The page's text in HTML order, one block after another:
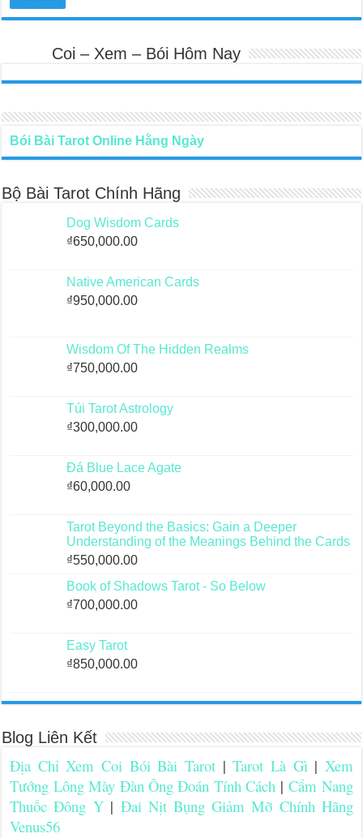
Coi – Xem – Bói Hôm Nay
Bói Bài Tarot Online Hằng Ngày
Bộ Bài Tarot Chính Hãng
Dog Wisdom Cards
₫650,000.00
Native American Cards
₫950,000.00
Wisdom Of The Hidden Realms
₫750,000.00
Túi Tarot Astrology
₫300,000.00
Đá Blue Lace Agate
₫60,000.00
Tarot Beyond the Basics: Gain a Deeper
Understanding of the Meanings Behind the Cards
₫550,000.00
Book of Shadows Tarot - So Below
₫700,000.00
Easy Tarot
₫850,000.00
Blog Liên Kết
Địa Chỉ Xem Coi Bói Bài Tarot |Tarot Là Gì| Xem
Tướng Lông Mày Đàn Ông Đoán Tính Cách |Cẩm Nang
Thuốc Đông Y| Đai Nịt Bụng Giảm Mỡ Chính Hãng
Venus56